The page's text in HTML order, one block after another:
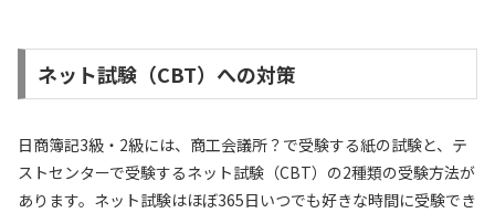
ネット試験（CBT）への対策
日商簿記3級・2級には、商工会議所？で受験する紙の試験と、テ
ストセンターで受験するネット試験（CBT）の2種類の受験方法が
あります。ネット試験はほぼ365日いつでも好きな時間に受験でき